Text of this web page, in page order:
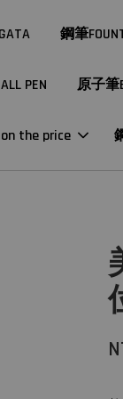
鋼筆
PEN 原子筆
the price